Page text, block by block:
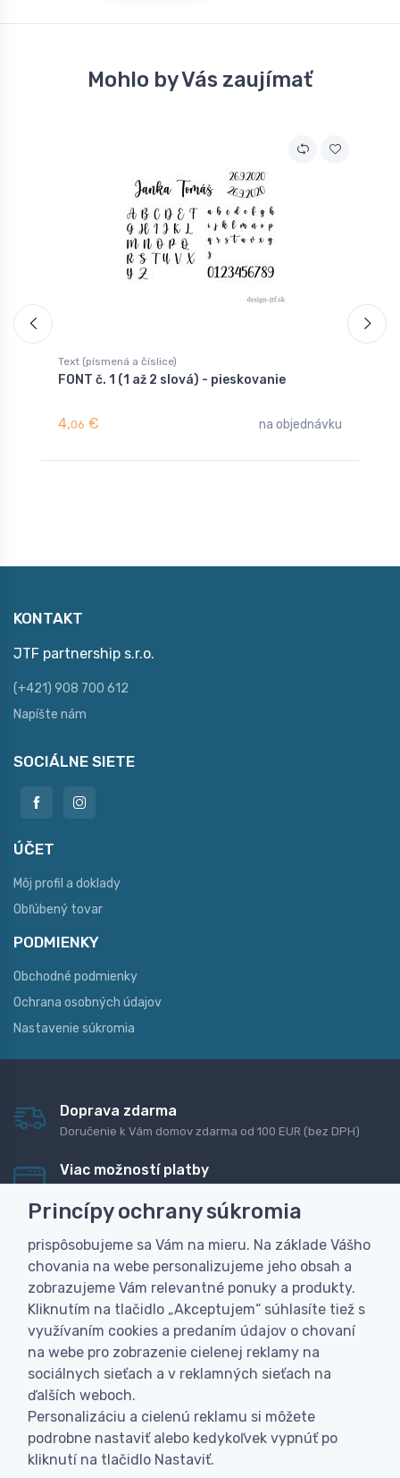
Mohlo by Vás zaujímať
Text (písmená a číslice)
FONT č. 1 (1 až 2 slová) - pieskovanie
4,06 € na objednávku
KONTAKT
JTF partnership s.r.o.
(+421) 908 700 612
Napíšte nám
SOCIÁLNE SIETE
ÚČET
Môj profil a doklady
Obľúbený tovar
PODMIENKY
Obchodné podmienky
Ochrana osobných údajov
Nastavenie súkromia
Doprava zdarma
Doručenie k Vám domov zdarma od 100 EUR (bez DPH)
Viac možností platby
dobierku
Personalizácia
Vyrobíme Vám vlastný originálny darček
Skúsenosť
Široký sortiment, z ktorého Vám pomôžeme vybrať
Princípy ochrany súkromia
prispôsobujeme sa Vám na mieru. Na základe Vášho
chovania na webe personalizujeme jeho obsah a
zobrazujeme Vám relevantné ponuky a produkty.
Kliknutím na tlačidlo „Akceptujem“ súhlasíte tiež s
využívaním cookies a predaním údajov o chovaní
na webe pro zobrazenie cielenej reklamy na
sociálnych sieťach a v reklamných sieťach na
ďalších weboch.
Personalizáciu a cielenú reklamu si môžete
podrobne nastaviť alebo kedykoľvek vypnúť po
kliknutí na tlačidlo Nastaviť.